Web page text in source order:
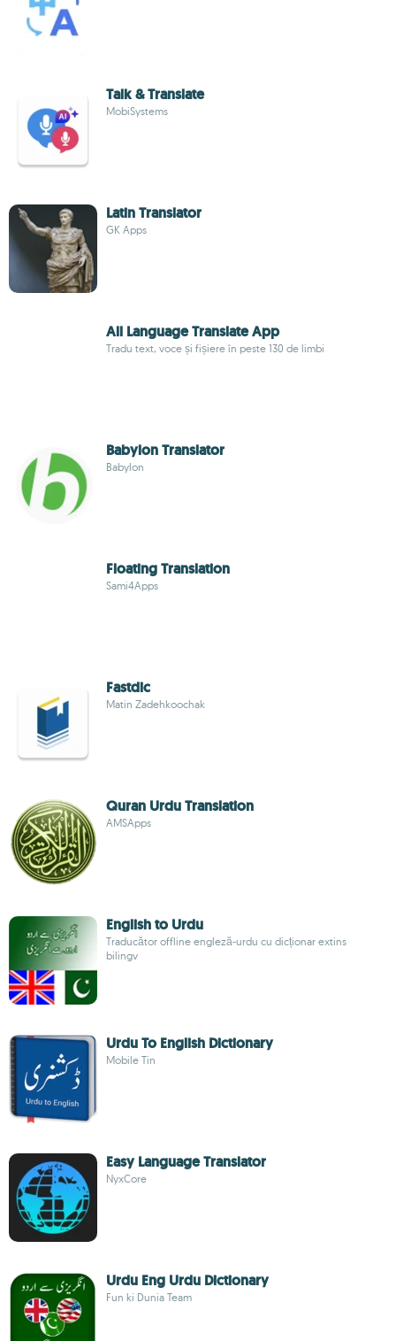
Talk & Translate
MobiSystems
Latin Translator
GK Apps
All Language Translate App
Tradu text, voce și fișiere în peste 130 de limbi
Babylon Translator
Babylon
Floating Translation
Sami4Apps
Fastdic
Matin Zadehkoochak
Quran Urdu Translation
AMSApps
English to Urdu
Traducător offline engleză-urdu cu dicționar extins
bilingv
Urdu To English Dictionary
Mobile Tin
Easy Language Translator
NyxCore
Urdu Eng Urdu Dictionary
Fun ki Dunia Team